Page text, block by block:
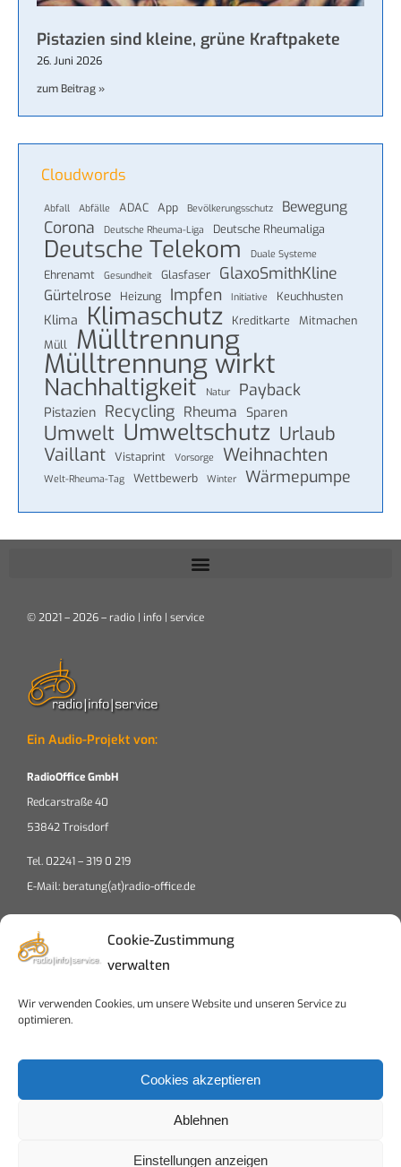
Cookie-Zustimmung
verwalten
Wir verwenden Cookies, um unsere Website und unseren Service zu
optimieren.
Cookies akzeptieren
Ablehnen
Einstellungen anzeigen
Pistazien sind kleine, grüne Kraftpakete
26. Juni 2026
zum Beitrag »
Cloudwords
Abfall Abfälle ADAC App Bevölkerungsschutz Bewegung
Corona Deutsche Rheuma-Liga Deutsche Rheumaliga
Deutsche Telekom Duale Systeme
Ehrenamt Gesundheit Glasfaser GlaxoSmithKline
Gürtelrose Heizung Impfen Initiative Keuchhusten
Klima Klimaschutz Kreditkarte
Mitmachen
Müll
Mülltrennung
Mülltrennung wirkt
Nachhaltigkeit Natur Payback
Pistazien Recycling Rheuma Sparen
Umwelt Umweltschutz Urlaub
Vaillant Vistaprint Vorsorge Weihnachten
Welt-Rheuma-Tag Wettbewerb Winter Wärmepumpe
© 2021 – 2026 – radio | info | service
Ein Audio-Projekt von:
RadioOffice GmbH
Redcarstraße 40
53842 Troisdorf
Tel. 02241 – 319 0 219
E-Mail: beratung(at)radio-office.de
Cookierichtlinien
Ich stimme zu